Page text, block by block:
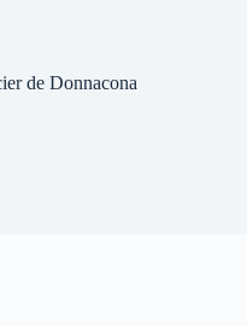
de Donnacona